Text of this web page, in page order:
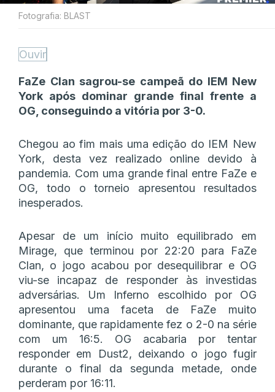
Fotografia: BLAST
Ouvir
FaZe Clan sagrou-se campeã do IEM New
York após dominar grande final frente a
OG, conseguindo a vitória por 3-0.
Chegou ao fim mais uma edição do IEM New
York, desta vez realizado online devido à
pandemia. Com uma grande final entre FaZe e
OG, todo o torneio apresentou resultados
inesperados.
Apesar de um início muito equilibrado em
Mirage, que terminou por 22:20 para FaZe
Clan, o jogo acabou por desequilibrar e OG
viu-se incapaz de responder às investidas
adversárias. Um Inferno escolhido por OG
apresentou uma faceta de FaZe muito
dominante, que rapidamente fez o 2-0 na série
com um 16:5. OG acabaria por tentar
responder em Dust2, deixando o jogo fugir
durante o final da segunda metade, onde
perderam por 16:11.